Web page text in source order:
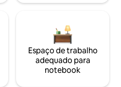
Espaço de trabalho
adequado para
notebook